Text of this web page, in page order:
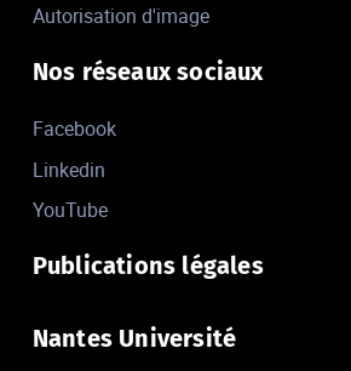
Autorisation d'image
Nos réseaux sociaux
Facebook
Linkedin
YouTube
Publications légales
Nantes Université